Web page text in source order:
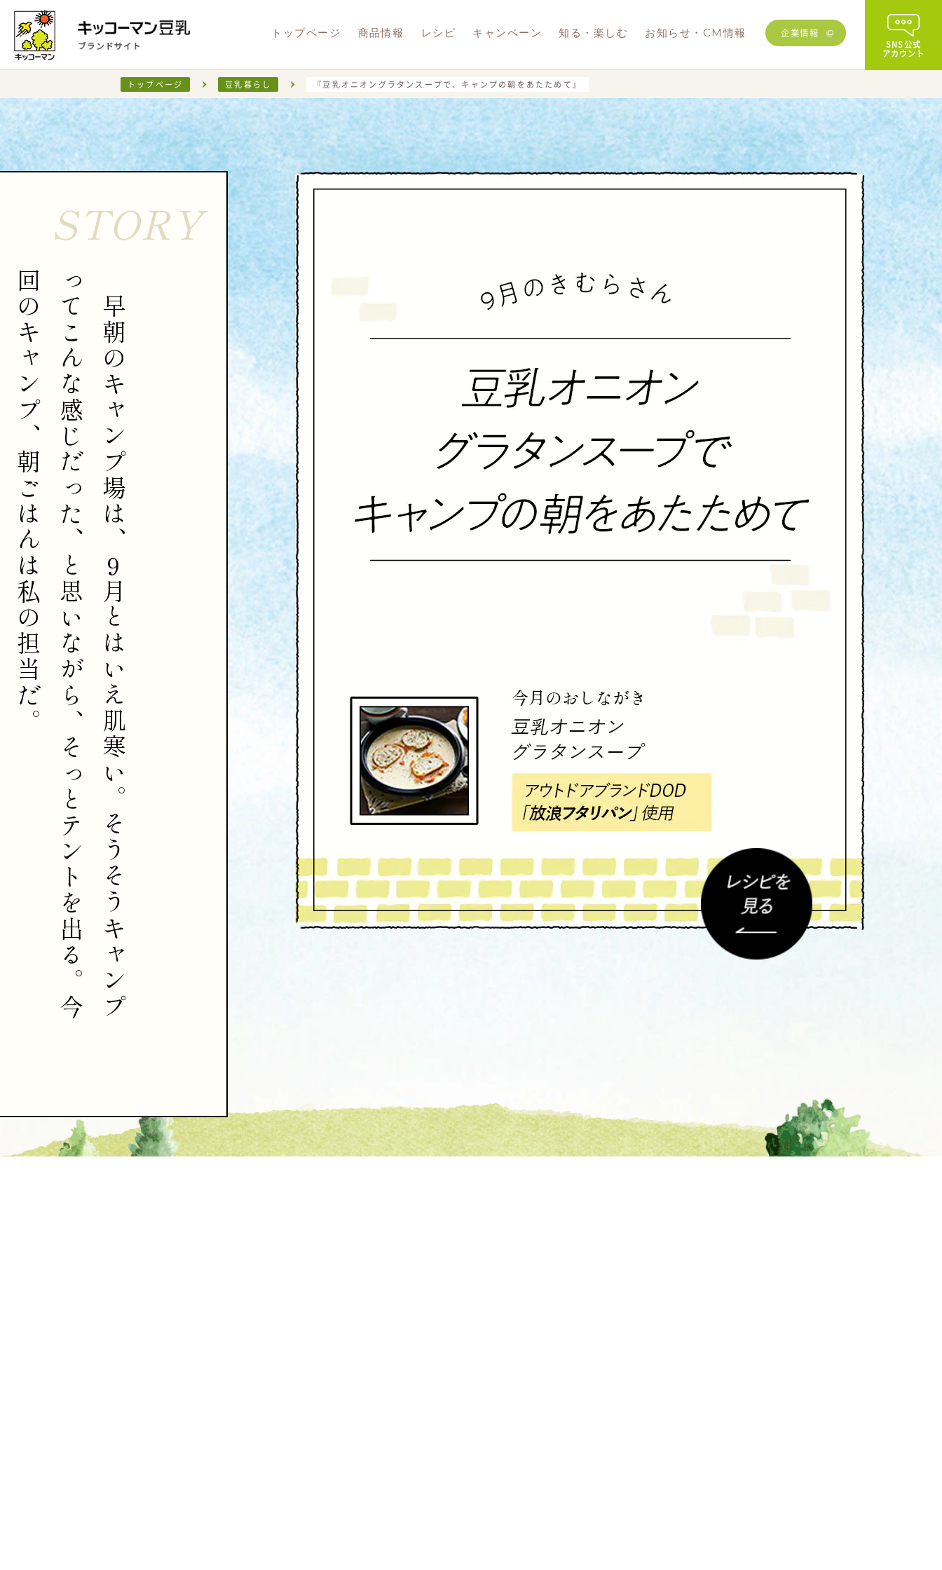
トップページ 商品情報
新商品 NEW 豆乳（無調整） 調製豆乳 豆乳飲料 豆乳おからパウダー その他 業務用商品
レシピ
レシピ検索 おうちで夏豆乳
キャンペーン
キャンペーン情報
知る・楽しむ
健康・安心 サステナブル
お知らせ・CM情報
お知らせ CM情報
企業情報
SNS公式
アカウント
X Instagram LINE
トップページ 豆乳暮らし 『豆乳オニオングラタンスープで、キャンプの朝をあたためて』
STORY
早
朝
の
キ
ャ
ン
プ
場
は
、
9
月
と
は
い
え
肌
寒
い
。
そ
う
そ
う
キ
ャ
ン
プ
っ
て
こ
ん
な
感
じ
だ
っ
た
、
と
思
い
な
が
ら
、
そ
っ
と
テ
ン
ト
を
出
る
。
今
回
の
キ
ャ
ン
プ
、
朝
ご
は
ん
は
私
の
担
当
だ
。